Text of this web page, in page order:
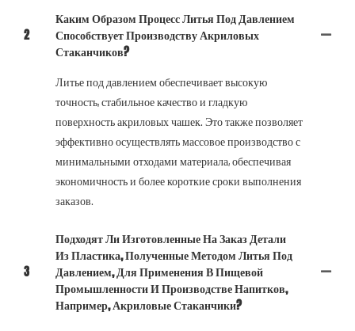
2
Каким Образом Процесс Литья Под Давлением
Способствует Производству Акриловых
Стаканчиков?
Литье под давлением обеспечивает высокую
точность, стабильное качество и гладкую
поверхность акриловых чашек. Это также позволяет
эффективно осуществлять массовое производство с
минимальными отходами материала, обеспечивая
экономичность и более короткие сроки выполнения
заказов.
3
Подходят Ли Изготовленные На Заказ Детали
Из Пластика, Полученные Методом Литья Под
Давлением, Для Применения В Пищевой
Промышленности И Производстве Напитков,
Например, Акриловые Стаканчики?